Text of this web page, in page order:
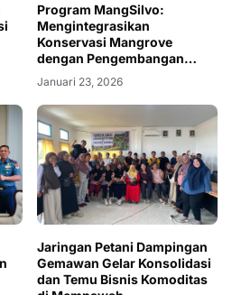
Program MangSilvo:
Mengintegrasikan
Konservasi Mangrove
dengan Pengembangan
Ekonomi Masyarakat Pesisir
Januari 23, 2026
Jaringan Petani Dampingan
Gemawan Gelar Konsolidasi
dan Temu Bisnis Komoditas